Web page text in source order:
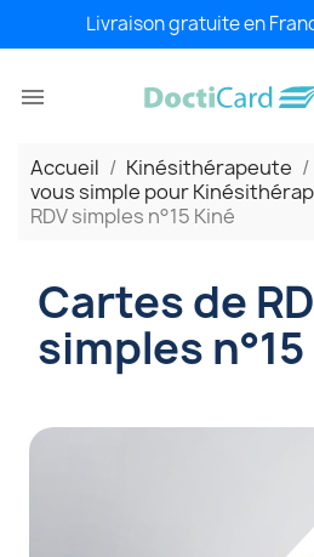
Livraison gratuite en

Accueil Kinésithérapeute
vous simple pour
RDV simples n°15 Kiné
Cartes de
simples